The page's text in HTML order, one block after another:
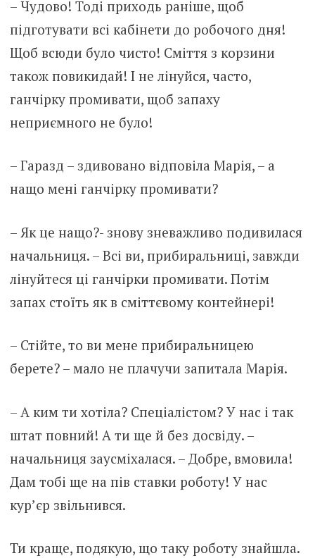
– Чудово! Тоді приходь раніше, щоб
підготувати всі кабінети до робочого дня!
Щоб всюди було чисто! Сміття з корзини
також повикидай! І не лінуйся, часто,
ганчірку промивати, щоб запаху
неприємного не було!
– Гаразд – здивовано відповіла Марія, – а
нащо мені ганчірку промивати?
– Як це нащо?- знову зневажливо подивилася
начальниця. – Всі ви, прибиральниці, завжди
лінуйтеся ці ганчірки промивати. Потім
запах стоїть як в сміттєвому контейнері!
– Стійте, то ви мене прибиральницею
берете? – мало не плачучи запитала Марія.
– А ким ти хотіла? Спеціалістом? У нас і так
штат повний! А ти ще й без досвіду. –
начальниця заусміхалася. – Добре, вмовила!
Дам тобі ще на пів ставки роботу! У нас
кур’єр звільнився.
Ти краще, подякую, що таку роботу знайшла.